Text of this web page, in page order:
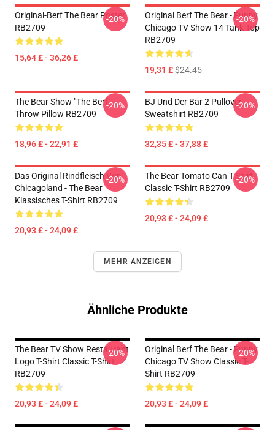
Original-Berf The Bear Poster
RB2709
15,64 £ - 36,26 £
-20%
Original Berf The Bear - Funny
Chicago TV Show 14 Tank Top
RB2709
19,31 £$24.45
-20%
The Bear Show "The Berf"
Throw Pillow RB2709
18,96 £ - 22,91 £
-20%
BJ Und Der Bär 2 Pullover
Sweatshirt RB2709
32,35 £ - 37,88 £
-20%
Das Original Rindfleisch Von
Chicagoland - The Bear
Klassisches T-Shirt RB2709
20,93 £ - 24,09 £
-20%
The Bear Tomato Can T-Shirt
Classic T-Shirt RB2709
20,93 £ - 24,09 £
-20%
MEHR ANZEIGEN
Ähnliche Produkte
The Bear TV Show Restaurant
Logo T-Shirt Classic T-Shirt
RB2709
20,93 £ - 24,09 £
-20%
Original Berf The Bear - Funny
Chicago TV Show Classic T-
Shirt RB2709
20,93 £ - 24,09 £
-20%